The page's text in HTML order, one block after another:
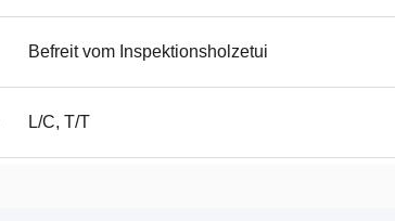
Befreit vom Inspektionsholzetui
L/C, T/T